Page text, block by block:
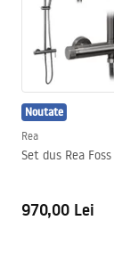
Seria
Montaj
Inaltime (mm)
Directie cabina
Garantie
Kabina
Desen
PRIMO
Noutate
Rea
Set dus Rea
970,00 Lei